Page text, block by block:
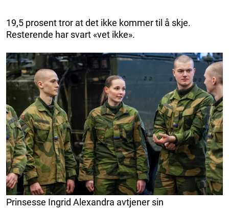
19,5 prosent tror at det ikke kommer til å skje.
Resterende har svart «vet ikke».
Prinsesse Ingrid Alexandra avtjener sin